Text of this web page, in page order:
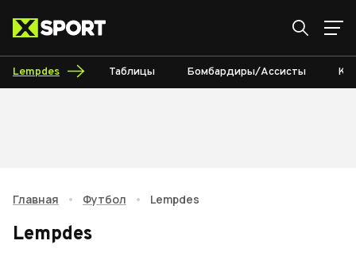
Lempdes Таблицы Бомбардиры/Ассисты
Главная • Футбол • Lempdes
Lempdes